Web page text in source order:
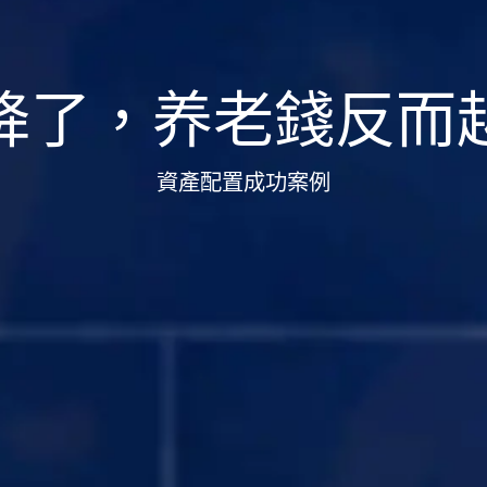
了，养老錢反而
資產配置成功案例